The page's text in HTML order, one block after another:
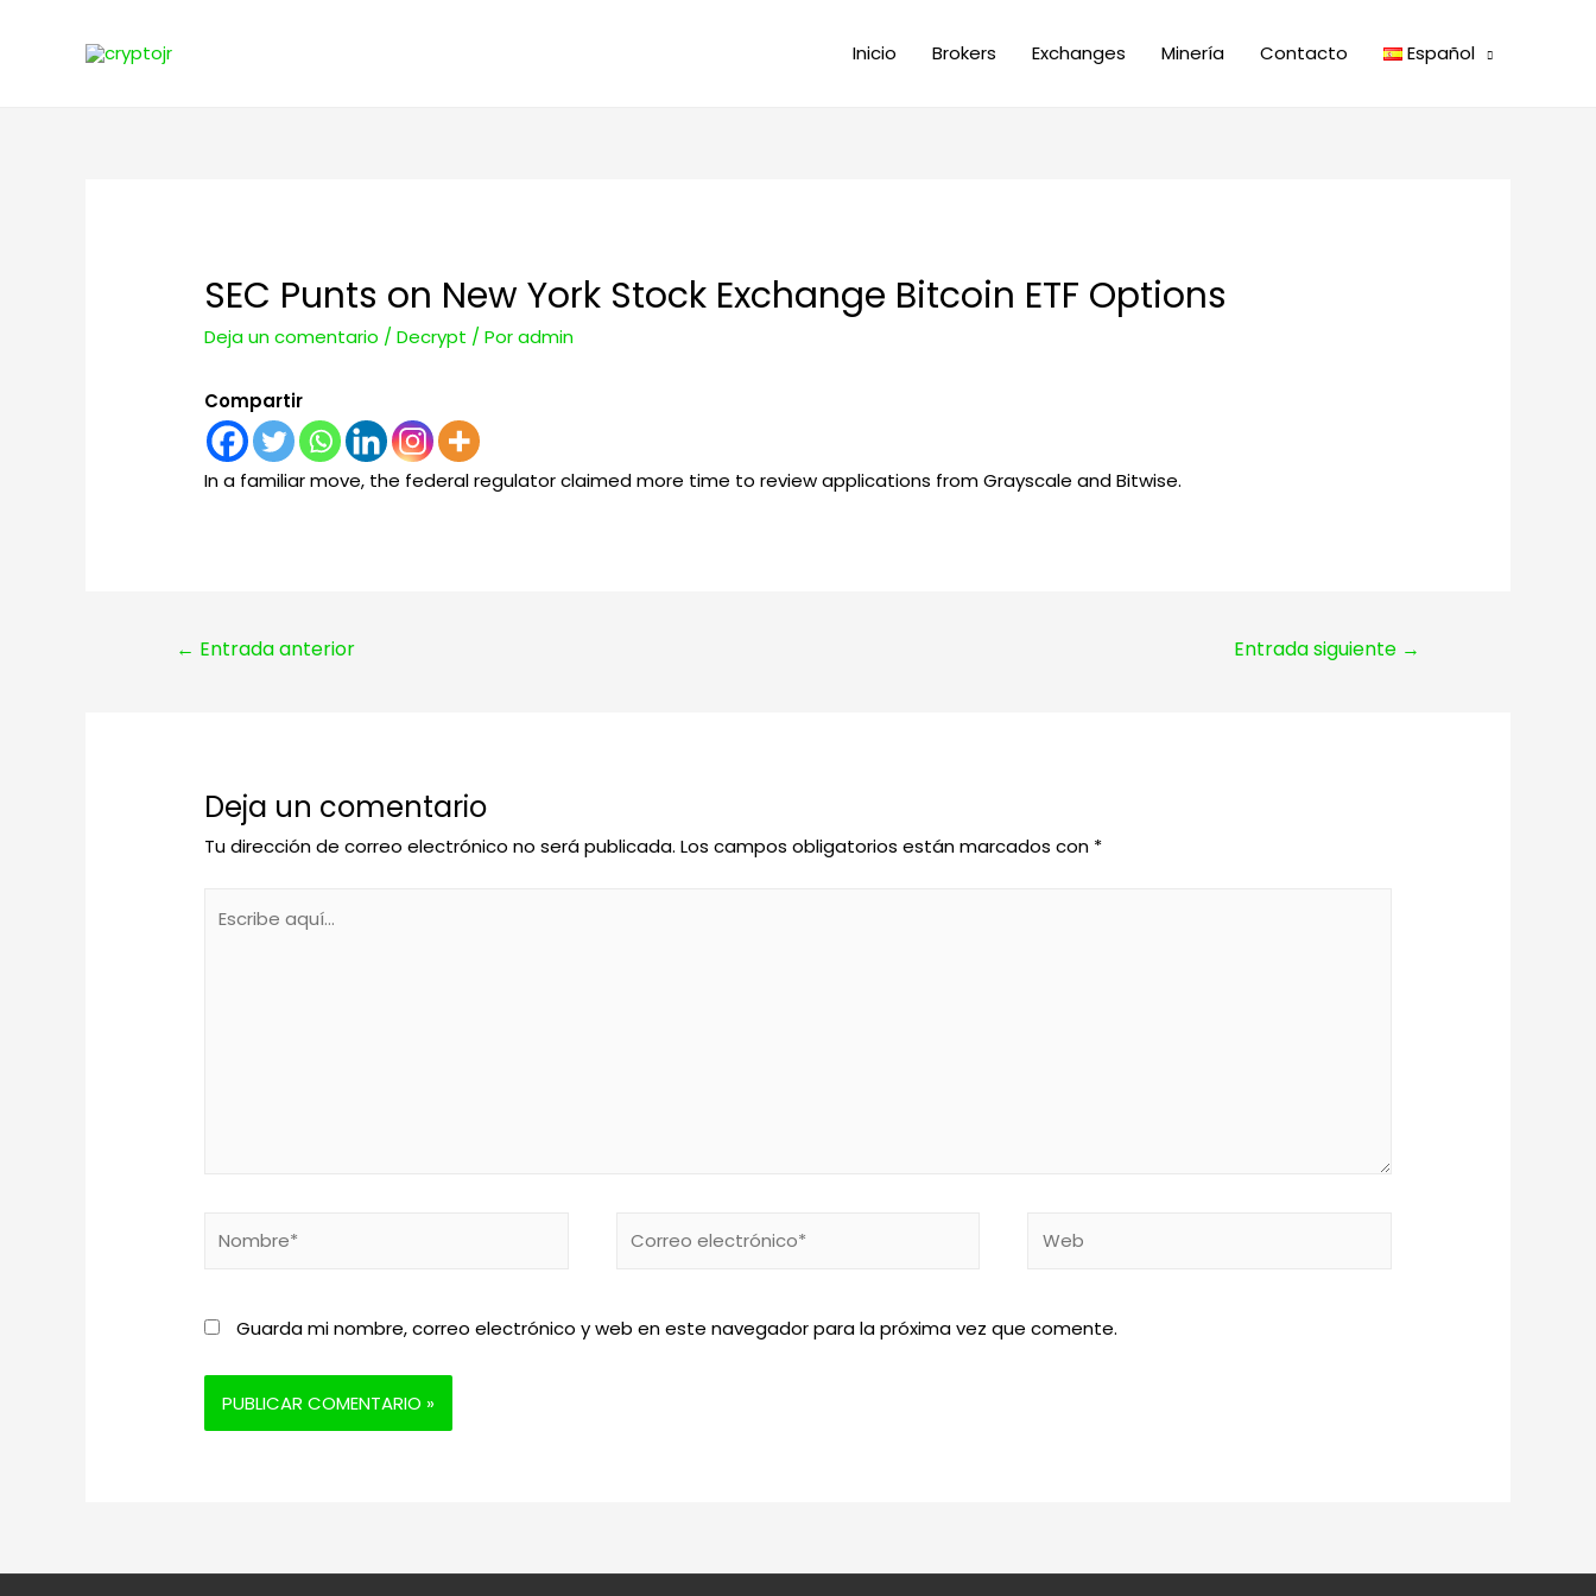
Inicio Brokers Exchanges Minería Contacto Español
SEC Punts on New York Stock Exchange Bitcoin ETF Options
Deja un comentario /Decrypt / Poradmin
Compartir
In a familiar move, the federal regulator claimed more time to review applications from Grayscale and Bitwise.
Navegación
← Entrada anterior Entrada siguiente →
Deja un comentario
Tu dirección de correo electrónico no será publicada. Los campos obligatorios están marcados con *
Guarda mi nombre, correo electrónico y web en este navegador para la próxima vez que comente.